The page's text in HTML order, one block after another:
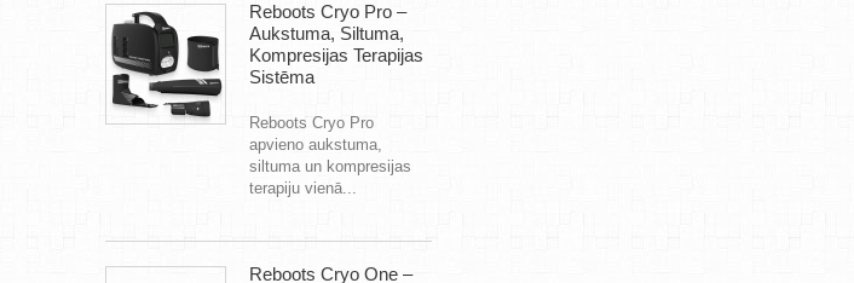
Reboots Cryo Pro –
Aukstuma, Siltuma,
Kompresijas Terapijas
Sistēma
Reboots Cryo Pro
apvieno aukstuma,
siltuma un kompresijas
terapiju vienā...
Reboots Cryo One –